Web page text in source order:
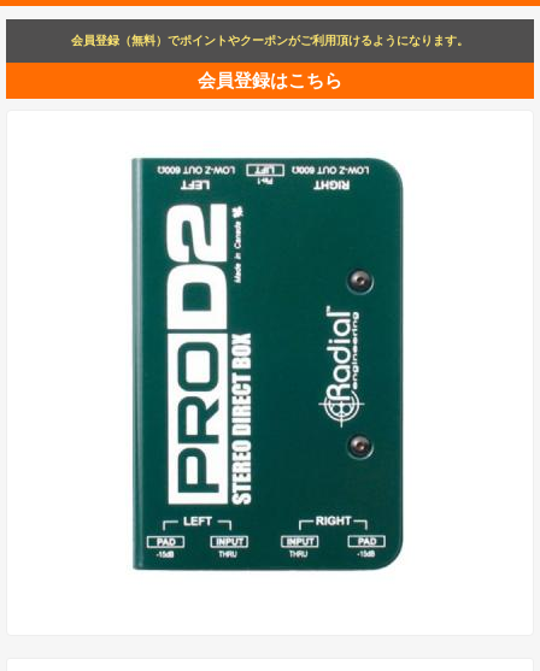
会員登録（無料）でポイントやクーポンがご利用頂けるようになります。
会員登録はこちら